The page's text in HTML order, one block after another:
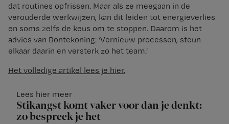
dat routines opfrissen. Maar als ze meegaan in de
verouderde werkwijzen, kan dit leiden tot energieverlies
en soms zelfs de keus om te stoppen. Daarom is het
advies van Bontekoning: ‘Vernieuw processen, steun
elkaar daarin en versterk zo het team.’
Het volledige artikel lees je hier.
Lees hier meer
Stikangst komt vaker voor dan je denkt:
zo bespreek je het